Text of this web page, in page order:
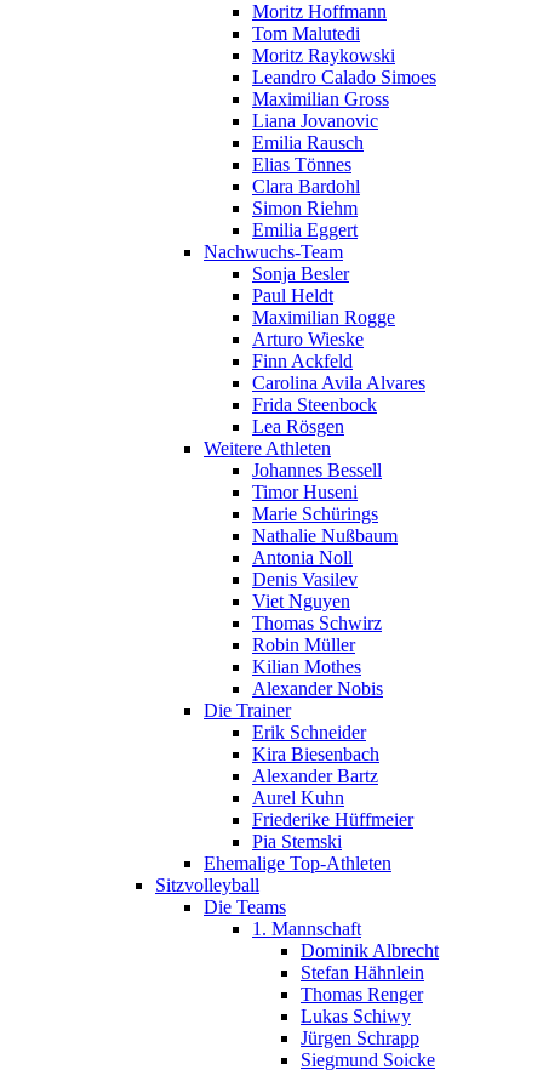
Moritz Hoffmann
Tom Malutedi
Moritz Raykowski
Leandro Calado Simoes
Maximilian Gross
Liana Jovanovic
Emilia Rausch
Elias Tönnes
Clara Bardohl
Simon Riehm
Emilia Eggert
Nachwuchs-Team
Sonja Besler
Paul Heldt
Maximilian Rogge
Arturo Wieske
Finn Ackfeld
Carolina Avila Alvares
Frida Steenbock
Lea Rösgen
Weitere Athleten
Johannes Bessell
Timor Huseni
Marie Schürings
Nathalie Nußbaum
Antonia Noll
Denis Vasilev
Viet Nguyen
Thomas Schwirz
Robin Müller
Kilian Mothes
Alexander Nobis
Die Trainer
Erik Schneider
Kira Biesenbach
Alexander Bartz
Aurel Kuhn
Friederike Hüffmeier
Pia Stemski
Ehemalige Top-Athleten
Sitzvolleyball
Die Teams
1. Mannschaft
Dominik Albrecht
Stefan Hähnlein
Thomas Renger
Lukas Schiwy
Jürgen Schrapp
Siegmund Soicke